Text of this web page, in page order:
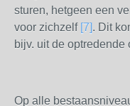
sturen, hetgeen een
voor zichzelf [7]. Dit
bijv. uit de optredende
Op alle